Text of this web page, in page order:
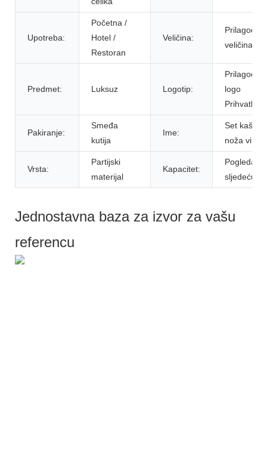
Upotreba:
Početna /
Hotel /
Restoran
Veličina:
veličina
Predmet: Luksuz Logotip:
Prilagođeni
logo
Prihvatljiv
Pakiranje:
Smeđa
kutija
Ime:
Set
noža vilica
Vrsta:
Partijski
materijal
Kapacitet:
Pogledajte
sljedeću
Jednostavna baza za izvor za vašu
referencu